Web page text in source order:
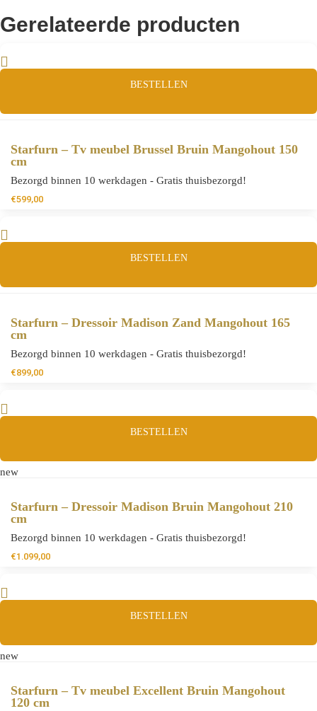
Gerelateerde producten
BESTELLEN
Starfurn – Tv meubel Brussel Bruin Mangohout 150
cm
Bezorgd binnen 10 werkdagen - Gratis thuisbezorgd!
€599,00
BESTELLEN
Starfurn – Dressoir Madison Zand Mangohout 165
cm
Bezorgd binnen 10 werkdagen - Gratis thuisbezorgd!
€899,00
BESTELLEN
new
Starfurn – Dressoir Madison Bruin Mangohout 210
cm
Bezorgd binnen 10 werkdagen - Gratis thuisbezorgd!
€1.099,00
BESTELLEN
new
Starfurn – Tv meubel Excellent Bruin Mangohout
120 cm